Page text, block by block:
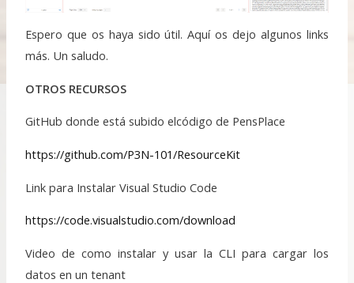
Espero que os haya sido útil. Aquíos dejo algunos links
más. Un saludo.
OTROS RECURSOS
GitHub donde está subido elcódigo de PensPlace
https://github.com/P3N-101/ResourceKit
Link para Instalar Visual Studio Code
https://code.visualstudio.com/download
Video de como instalar y usar la CLI para cargar los
datos en un tenant